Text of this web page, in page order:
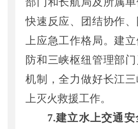
快速反应、团结协作
上应急工作格局。建
防和三峡枢纽管理部
机制，全力做好长江
上灭火救援工作。
7.建立水上交通安